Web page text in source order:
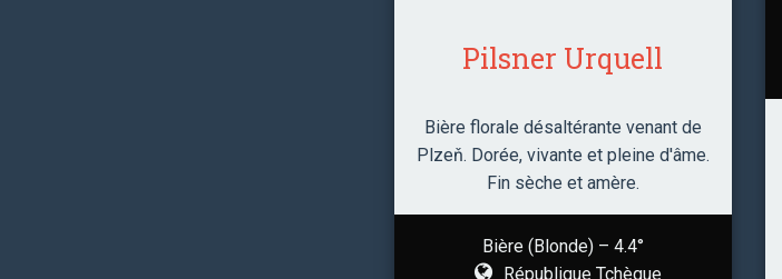
Pilsner Urquell
Bière florale désaltérante venant de
Plzeň. Dorée, vivante et pleine d'âme.
Fin sèche et amère.
Bière (Blonde) – 4.4°
République Tchèque